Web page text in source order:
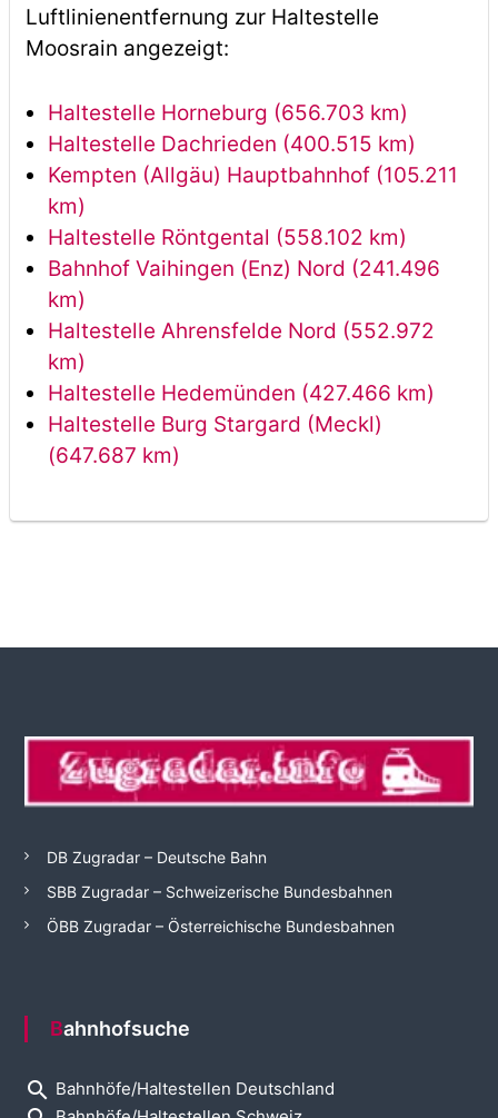
Luftlinienentfernung zur Haltestelle
Moosrain angezeigt:
Haltestelle Horneburg (656.703 km)
Haltestelle Dachrieden (400.515 km)
Kempten (Allgäu) Hauptbahnhof (105.211
km)
Haltestelle Röntgental (558.102 km)
Bahnhof Vaihingen (Enz) Nord (241.496
km)
Haltestelle Ahrensfelde Nord (552.972
km)
Haltestelle Hedemünden (427.466 km)
Haltestelle Burg Stargard (Meckl)
(647.687 km)
DB Zugradar – Deutsche Bahn
SBB Zugradar – Schweizerische Bundesbahnen
ÖBB Zugradar – Österreichische Bundesbahnen
Bahnhofsuche
search Bahnhöfe/Haltestellen Deutschland